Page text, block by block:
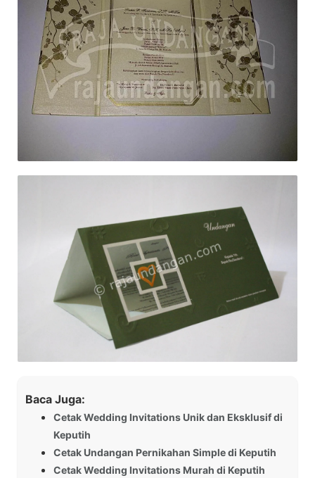
Baca Juga:
Cetak Wedding Invitations Unik dan Eksklusif di
Keputih
Cetak Undangan Pernikahan Simple di Keputih
Cetak Wedding Invitations Murah di Keputih